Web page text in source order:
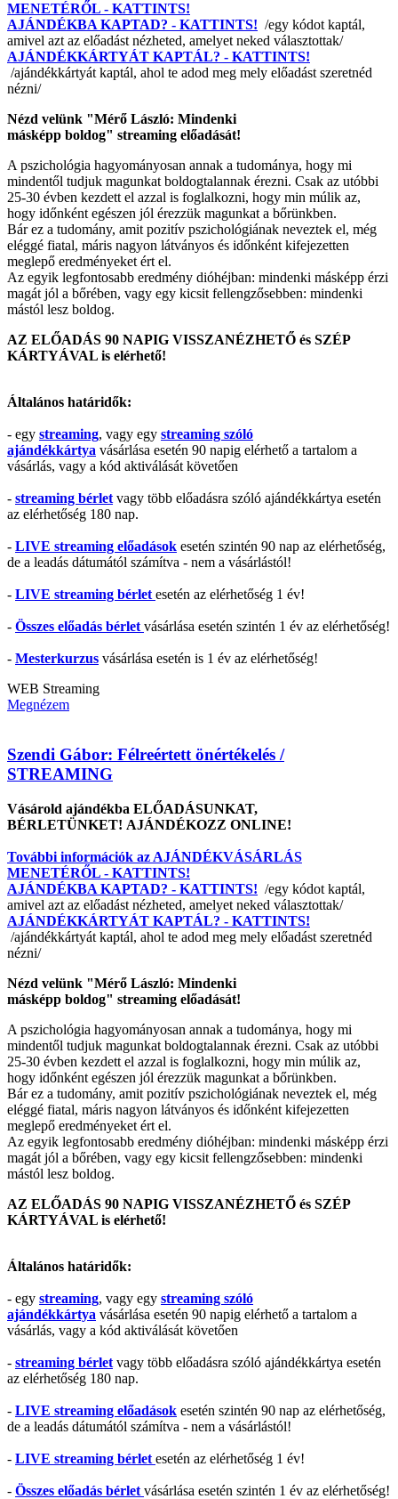
MENETÉRŐL - KATTINTS!
AJÁNDÉKBA KAPTAD? - KATTINTS! /egy kódot kaptál,
amivel azt az előadást nézheted, amelyet neked választottak/
AJÁNDÉKKÁRTYÁT KAPTÁL? - KATTINTS!
/ajándékkártyát kaptál, ahol te adod meg mely előadást szeretnéd
nézni/
Nézd velünk "Mérő László: Mindenki
másképp boldog" streaming előadását!
A pszichológia hagyományosan annak a tudománya, hogy mi
mindentől tudjuk magunkat boldogtalannak érezni. Csak az utóbbi
25-30 évben kezdett el azzal is foglalkozni, hogy min múlik az,
hogy időnként egészen jól érezzük magunkat a bőrünkben.
Bár ez a tudomány, amit pozitív pszichológiának neveztek el, még
eléggé fiatal, máris nagyon látványos és időnként kifejezetten
meglepő eredményeket ért el.
Az egyik legfontosabb eredmény dióhéjban: mindenki másképp érzi
magát jól a bőrében, vagy egy kicsit fellengzősebben: mindenki
mástól lesz boldog.
AZ ELŐADÁS 90 NAPIG VISSZANÉZHETŐ és SZÉP
KÁRTYÁVAL is elérhető!
Általános határidők:
- egy streaming, vagy egy streaming szóló
ajándékkártya vásárlása esetén 90 napig elérhető a tartalom a
vásárlás, vagy a kód aktiválását követően
- streaming bérlet vagy több előadásra szóló ajándékkártya esetén
az elérhetőség 180 nap.
- LIVE streaming előadások esetén szintén 90 nap az elérhetőség,
de a leadás dátumától számítva - nem a vásárlástól!
- LIVE streaming bérlet esetén az elérhetőség 1 év!
- Összes előadás bérlet vásárlása esetén szintén 1 év az elérhetőség!
- Mesterkurzus vásárlása esetén is 1 év az elérhetőség!
WEB Streaming
Megnézem
Szendi Gábor: Félreértett önértékelés /
STREAMING
Vásárold ajándékba ELŐADÁSUNKAT,
BÉRLETÜNKET! AJÁNDÉKOZZ ONLINE!
További információk az AJÁNDÉKVÁSÁRLÁS
MENETÉRŐL - KATTINTS!
AJÁNDÉKBA KAPTAD? - KATTINTS! /egy kódot kaptál,
amivel azt az előadást nézheted, amelyet neked választottak/
AJÁNDÉKKÁRTYÁT KAPTÁL? - KATTINTS!
/ajándékkártyát kaptál, ahol te adod meg mely előadást szeretnéd
nézni/
Nézd velünk "Mérő László: Mindenki
másképp boldog" streaming előadását!
A pszichológia hagyományosan annak a tudománya, hogy mi
mindentől tudjuk magunkat boldogtalannak érezni. Csak az utóbbi
25-30 évben kezdett el azzal is foglalkozni, hogy min múlik az,
hogy időnként egészen jól érezzük magunkat a bőrünkben.
Bár ez a tudomány, amit pozitív pszichológiának neveztek el, még
eléggé fiatal, máris nagyon látványos és időnként kifejezetten
meglepő eredményeket ért el.
Az egyik legfontosabb eredmény dióhéjban: mindenki másképp érzi
magát jól a bőrében, vagy egy kicsit fellengzősebben: mindenki
mástól lesz boldog.
AZ ELŐADÁS 90 NAPIG VISSZANÉZHETŐ és SZÉP
KÁRTYÁVAL is elérhető!
Általános határidők:
- egy streaming, vagy egy streaming szóló
ajándékkártya vásárlása esetén 90 napig elérhető a tartalom a
vásárlás, vagy a kód aktiválását követően
- streaming bérlet vagy több előadásra szóló ajándékkártya esetén
az elérhetőség 180 nap.
- LIVE streaming előadások esetén szintén 90 nap az elérhetőség,
de a leadás dátumától számítva - nem a vásárlástól!
- LIVE streaming bérlet esetén az elérhetőség 1 év!
- Összes előadás bérlet vásárlása esetén szintén 1 év az elérhetőség!